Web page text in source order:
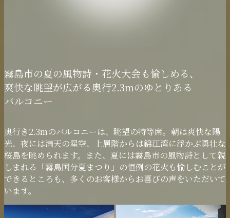
霧島市の夏の風物詩・ 花火大会も愉しめる、
爽快な眺望が広がる奥行2.3mのゆとりある
バルコニー
奥行き2.3mのバルコニーは、眺望の特等席。朝は爽快な陽
光、夜には満天の星空、上層階からは錦江湾に浮かぶ勇壮な
桜島を眺められます。また、夏には霧島市の風物詩として親
しまれる「霧島国分夏まつり」の恒例の花火も愉しむことが
できるところも、多くのお客様からお喜びの声をいただいて
います。